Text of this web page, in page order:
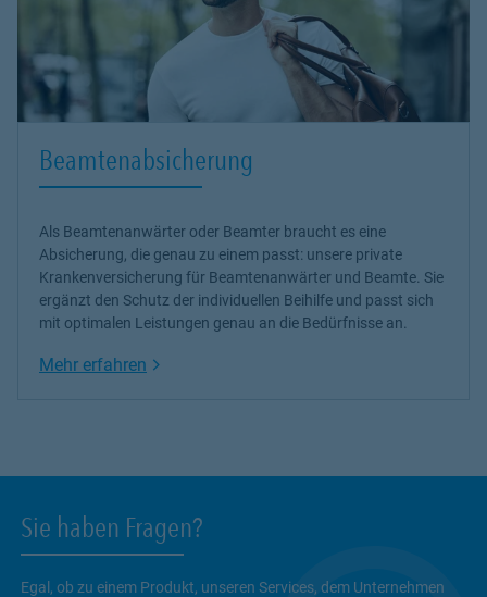
Beamtenabsicherung
Als Beamtenanwärter oder Beamter braucht es eine
Absicherung, die genau zu einem passt: unsere private
Krankenversicherung für Beamtenanwärter und Beamte. Sie
ergänzt den Schutz der individuellen Beihilfe und passt sich
mit optimalen Leistungen genau an die Bedürfnisse an.
Mehr erfahren Link Opens in New Tab
Sie haben Fragen?
Egal, ob zu einem Produkt, unseren Services, dem Unternehmen